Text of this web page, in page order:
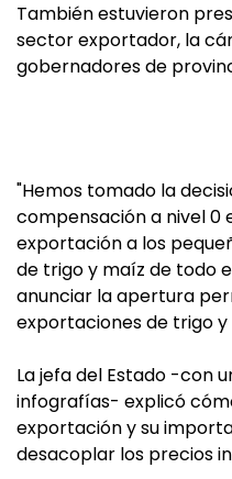
También estuvieron
sector exportador, la
gobernadores de
"Hemos tomado la
compensación a nivel 0
exportación a los
de trigo y maíz de todo
anunciar la apertura
exportaciones de trigo y
La jefa del Estado -con
infografías- explicó
exportación y su
desacoplar los precios